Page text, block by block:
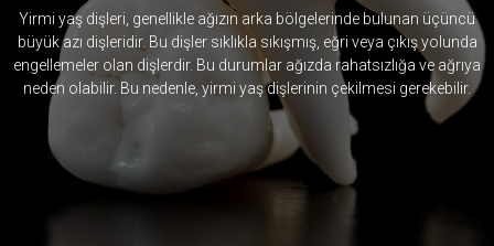
Yirmi yaş dişleri, genellikle ağızın arka bölgelerinde bulunan üçüncü
büyük azı dişleridir. Bu dişler sıklıkla sıkışmış, eğri veya çıkış yolunda
engellemeler olan dişlerdir. Bu durumlar ağızda rahatsızlığa ve ağrıya
neden olabilir. Bu nedenle, yirmi yaş dişlerinin çekilmesi gerekebilir.
Yirmi yaş dişleri, genellikle ağızın arka bölgelerinde bulunan üçüncü
büyük azı dişleridir. Bu dişler sıklıkla sıkışmış, eğri veya çıkış yolunda
engellemeler olan dişlerdir. Bu durumlar ağızda rahatsızlığa ve ağrıya
neden olabilir. Bu nedenle, yirmi yaş dişlerinin çekilmesi gerekebilir.